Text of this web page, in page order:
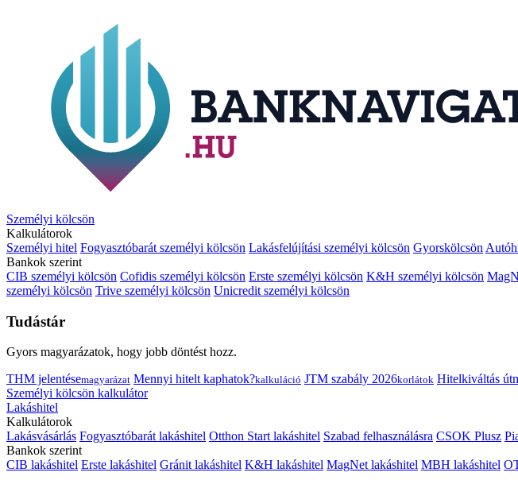
Személyi kölcsön
Kalkulátorok
Személyi hitel Fogyasztóbarát személyi kölcsön Lakásfelújítási személyi kölcsön Gyorskölcsön
Bankok szerint
CIB személyi kölcsön Cofidis személyi kölcsön Erste személyi kölcsön K&H személyi kölcsön
személyi kölcsön Trive személyi kölcsön Unicredit személyi kölcsön
Tudástár
Gyors magyarázatok, hogy jobb döntést hozz.
THM jelentésemagyarázat Mennyi hitelt kaphatok?kalkuláció JTM szabály 2026korlátok Hitelkiváltás
Személyi kölcsön kalkulátor
Lakáshitel
Kalkulátorok
Lakásvásárlás Fogyasztóbarát lakáshitel Otthon Start lakáshitel Szabad felhasználásra CSOK Plusz
Bankok szerint
CIB lakáshitel Erste lakáshitel Gránit lakáshitel K&H lakáshitel MagNet lakáshitel MBH lakáshitel